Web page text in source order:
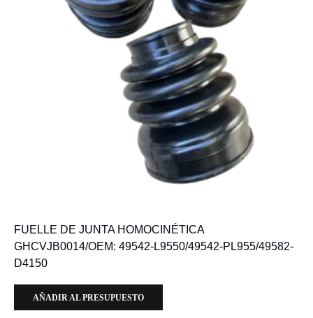
FUELLE DE JUNTA HOMOCINÉTICA
GHCVJB0014/OEM: 49542-L9550/49542-PL955/49582-
D4150
AÑADIR AL PRESUPUESTO